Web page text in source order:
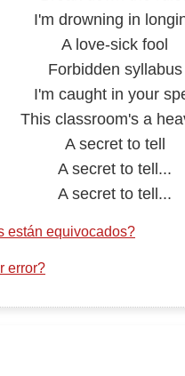
I'm drowning in
A love-sick fool
Forbidden syllabus
I'm caught in your
This classroom's a
A secret to tell
A secret to tell...
A secret to tell...
están equivocados?
error?